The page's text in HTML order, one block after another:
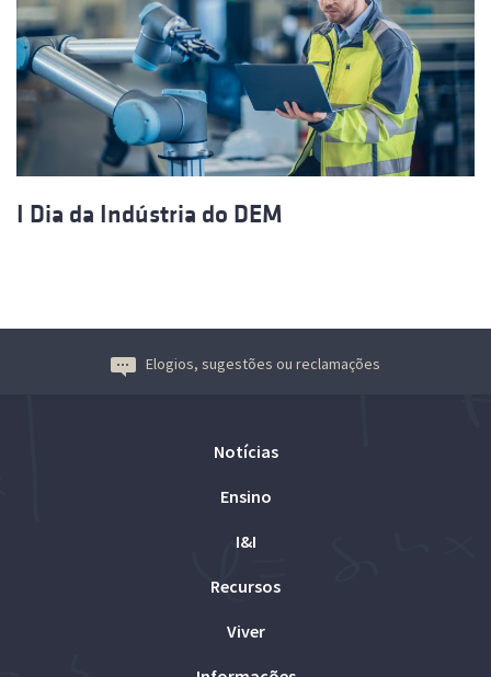
I Dia da Indústria do DEM
Elogios, sugestões ou reclamações
Notícias
Ensino
I&I
Recursos
Viver